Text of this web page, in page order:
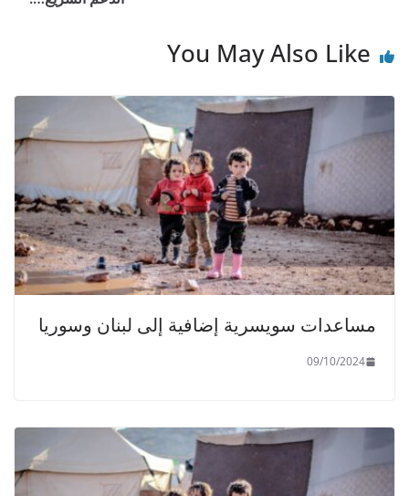
You May Also Like
مساعدات سويسرية إضافية إلى لبنان وسوريا
09/10/2024